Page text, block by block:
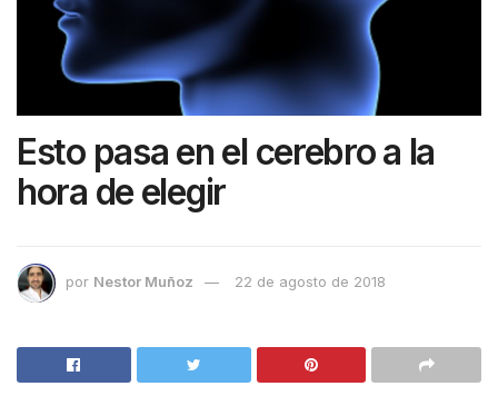
Esto pasa en el cerebro a la
hora de elegir
por Nestor Muñoz 22 de agosto de 2018